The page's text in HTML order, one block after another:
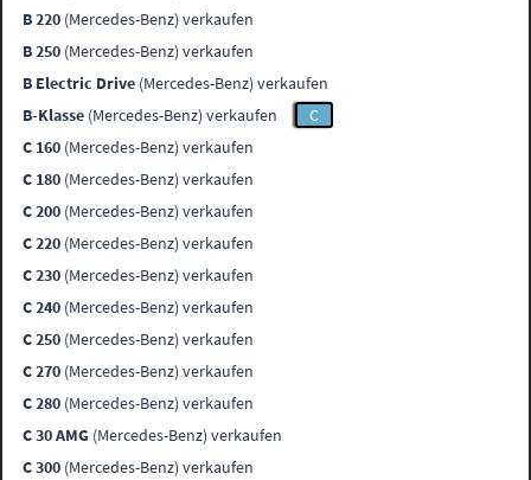
B 220 (Mercedes-Benz) verkaufen
B 250 (Mercedes-Benz) verkaufen
B Electric Drive (Mercedes-Benz) verkaufen
B-Klasse (Mercedes-Benz) verkaufen
C
C 160 (Mercedes-Benz) verkaufen
C 180 (Mercedes-Benz) verkaufen
C 200 (Mercedes-Benz) verkaufen
C 220 (Mercedes-Benz) verkaufen
C 230 (Mercedes-Benz) verkaufen
C 240 (Mercedes-Benz) verkaufen
C 250 (Mercedes-Benz) verkaufen
C 270 (Mercedes-Benz) verkaufen
C 280 (Mercedes-Benz) verkaufen
C 30 AMG (Mercedes-Benz) verkaufen
C 300 (Mercedes-Benz) verkaufen